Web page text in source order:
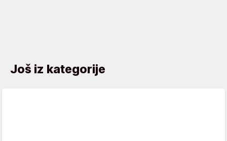
Još iz kategorije